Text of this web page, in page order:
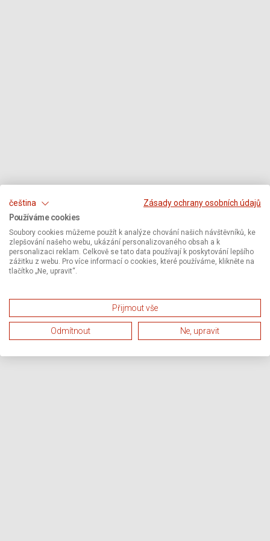
čeština
Zásady ochrany osobních údajů
Používáme cookies
Soubory cookies můžeme použít k analýze chování našich návštěvníků, ke
zlepšování našeho webu, ukázání personalizovaného obsah a k
personalizaci reklam. Celkově se tato data používají k poskytování lepšího
zážitku z webu. Pro více informací o cookies, které používáme, klikněte na
tlačítko „Ne, upravit“.
Přijmout vše
Odmítnout Ne, upravit